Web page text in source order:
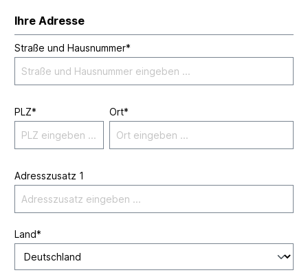
Ihre Adresse
Straße und Hausnummer*
PLZ* Ort*
Adresszusatz 1
Land*